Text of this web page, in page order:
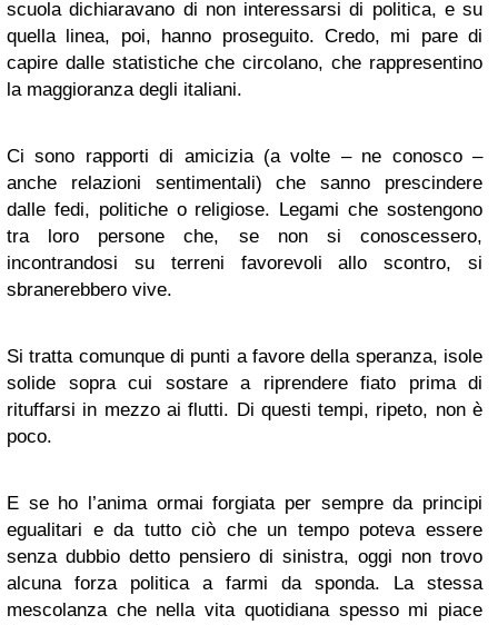
scuola dichiaravano di non interessarsi di politica, e su
quella linea, poi, hanno proseguito. Credo, mi pare di
capire dalle statistiche che circolano, che rappresentino
la maggioranza degli italiani.
Ci sono rapporti di amicizia (a volte – ne conosco –
anche relazioni sentimentali) che sanno prescindere
dalle fedi, politiche o religiose. Legami che sostengono
tra loro persone che, se non si conoscessero,
incontrandosi su terreni favorevoli allo scontro, si
sbranerebbero vive.
Si tratta comunque di punti a favore della speranza, isole
solide sopra cui sostare a riprendere fiato prima di
rituffarsi in mezzo ai flutti. Di questi tempi, ripeto, non è
poco.
E se ho l’anima ormai forgiata per sempre da principi
egualitari e da tutto ciò che un tempo poteva essere
senza dubbio detto pensiero di sinistra, oggi non trovo
alcuna forza politica a farmi da sponda. La stessa
mescolanza che nella vita quotidiana spesso mi piace